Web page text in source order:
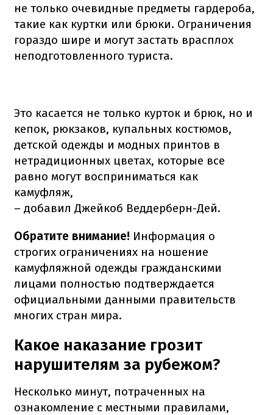
не только очевидные предметы гардероба,
такие как куртки или брюки. Ограничения
гораздо шире и могут застать врасплох
неподготовленного туриста.
Это касается не только курток и брюк, но и
кепок, рюкзаков, купальных костюмов,
детской одежды и модных принтов в
нетрадиционных цветах, которые все
равно могут восприниматься как
камуфляж,
– добавил Джейкоб Веддерберн-Дей.
Обратите внимание! Информация о
строгих ограничениях на ношение
камуфляжной одежды гражданскими
лицами полностью подтверждается
официальными данными правительств
многих стран мира.
Какое наказание грозит
нарушителям за рубежом?
Несколько минут, потраченных на
ознакомление с местными правилами,